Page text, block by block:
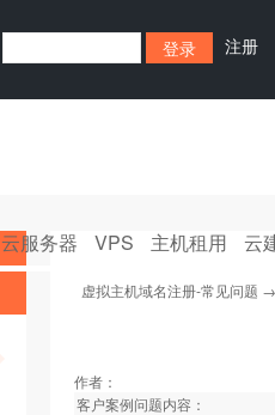
注册
云服务器 VPS 主机租用 云
虚拟主机域名注册-常见问题
作者：
客户案例问题内容：